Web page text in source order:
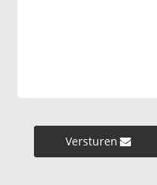
Versturen »